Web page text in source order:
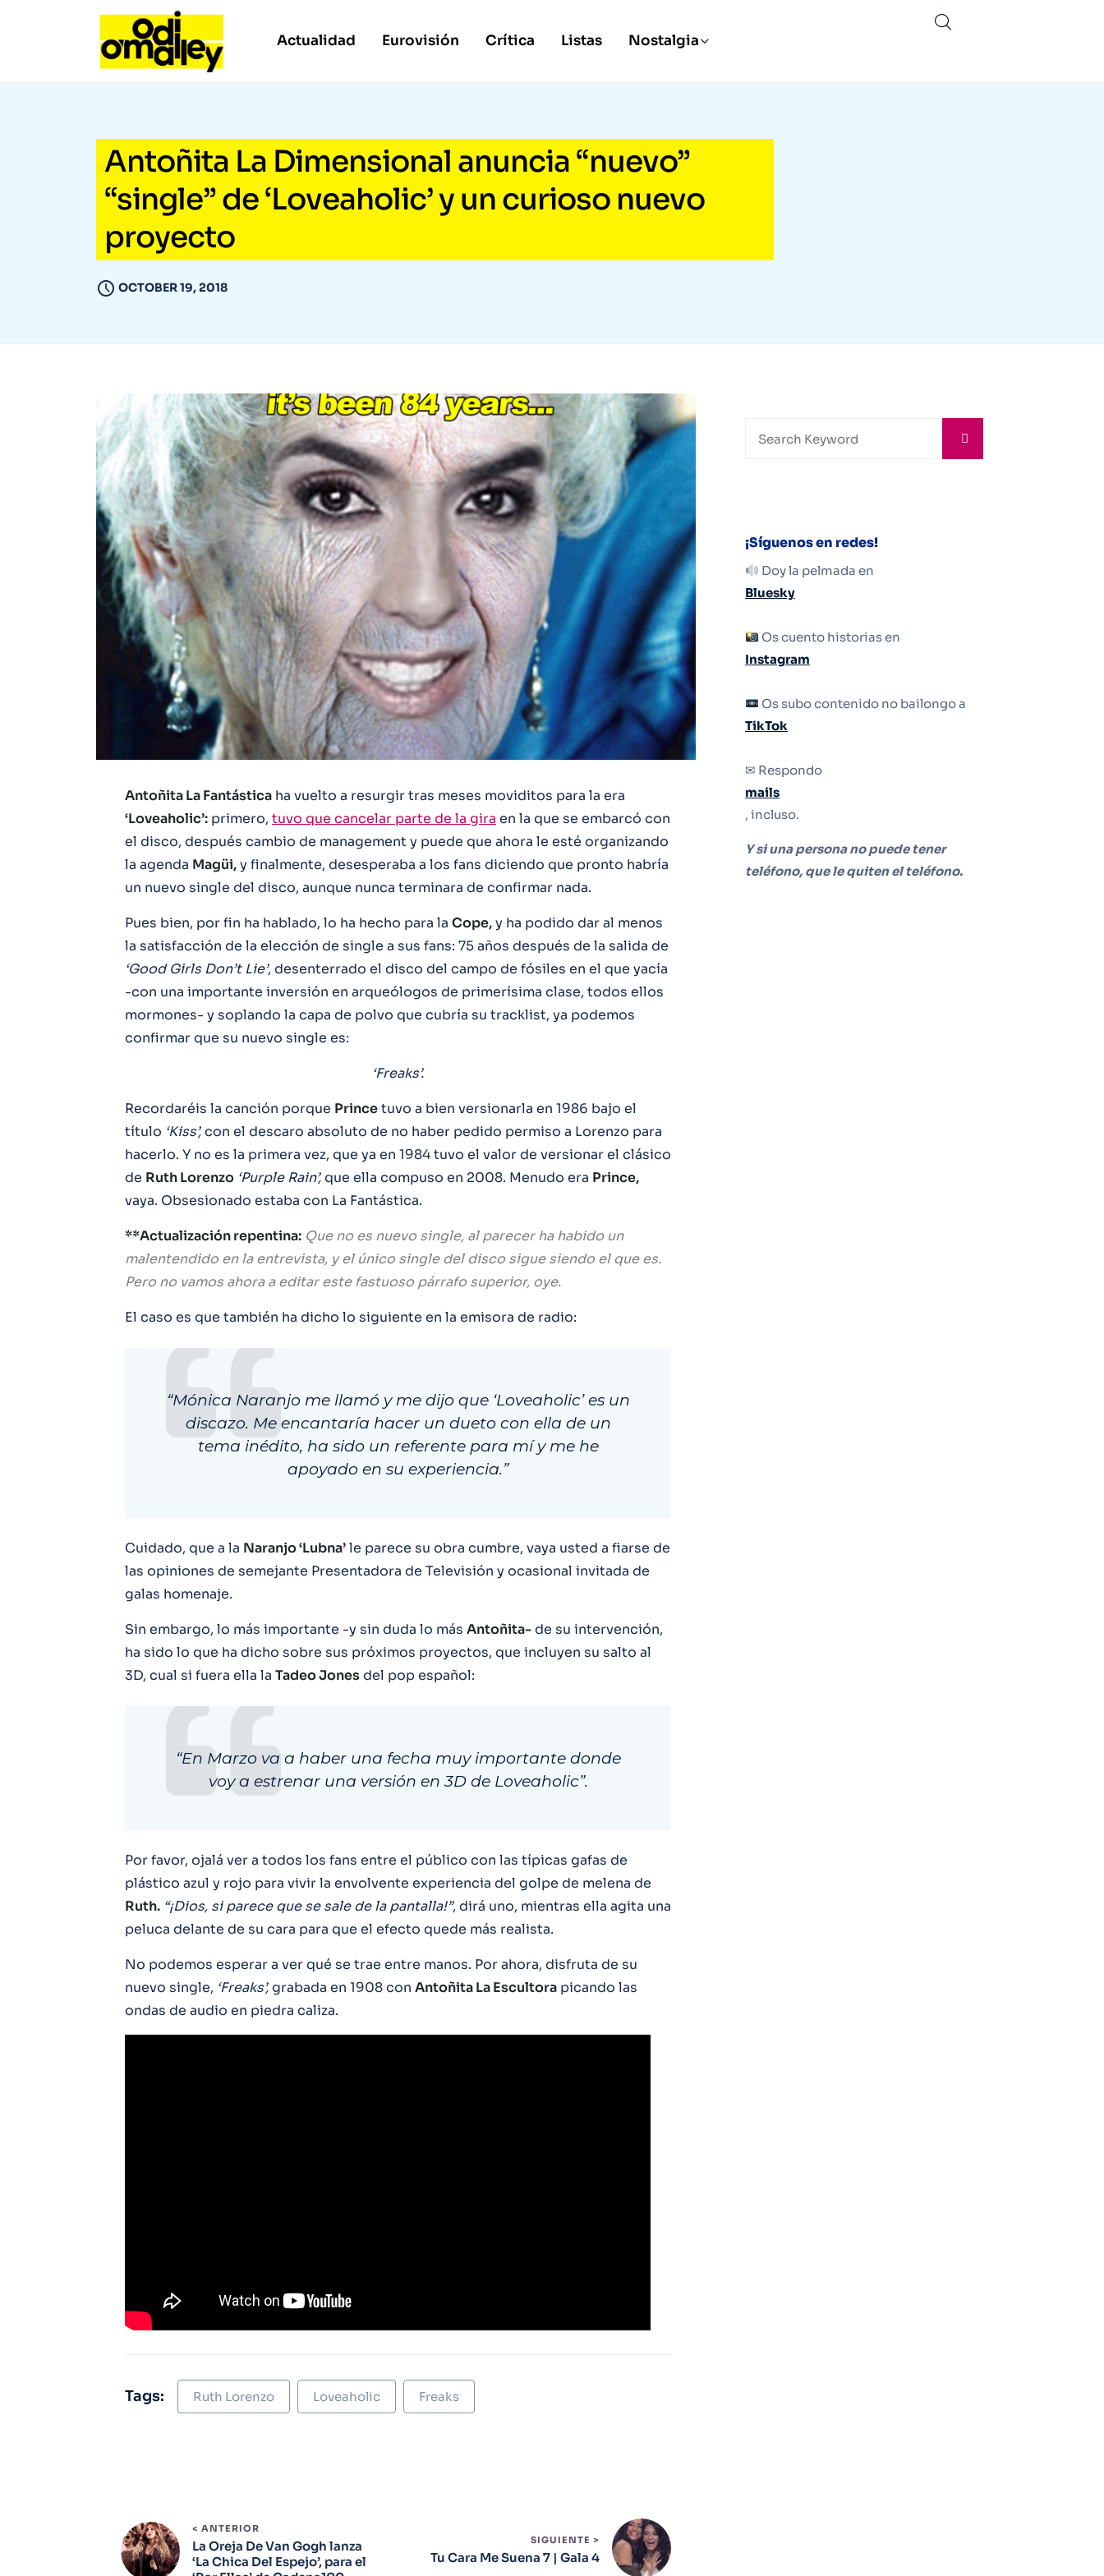
Actualidad Eurovisión Crítica Listas Nostalgia
Antoñita La Dimensional anuncia “nuevo”
“single” de ‘Loveaholic’ y un curioso nuevo
proyecto
OCTOBER 19, 2018
Antoñita La Fantástica ha vuelto a resurgir tras meses moviditos para la era
‘Loveaholic’: primero, tuvo que cancelar parte de la gira en la que se embarcó con
el disco, después cambio de management y puede que ahora le esté organizando
la agenda Magüi,y finalmente, desesperaba a los fans diciendo que pronto habría
un nuevo single del disco, aunque nunca terminara de confirmar nada.
Pues bien, por fin ha hablado, lo ha hecho para la Cope,y ha podido dar al menos
la satisfacción de la elección de single a sus fans: 75 años después de la salida de
‘Good Girls Don’t Lie’, desenterrado el disco del campo de fósiles en el que yacía
-con una importante inversión en arqueólogos de primerísima clase, todos ellos
mormones- y soplando la capa de polvo que cubría su tracklist, ya podemos
confirmar que su nuevo single es:
‘Freaks’.
Recordaréis la canción porque Princetuvo a bien versionarla en 1986 bajo el
título ‘Kiss’,con el descaro absoluto de no haber pedido permiso a Lorenzo para
hacerlo. Y no es la primera vez, que ya en 1984 tuvo el valor de versionar el clásico
de Ruth Lorenzo ‘Purple Rain’,que ella compuso en 2008. Menudo era Prince,
vaya. Obsesionado estaba con La Fantástica.
**Actualización repentina: Que no es nuevo single, al parecer ha habido un
malentendido en la entrevista, y el único single del disco sigue siendo el que es.
Pero no vamos ahora a editar este fastuoso párrafo superior, oye.
El caso es que también ha dicho lo siguiente en la emisora de radio:
“Mónica Naranjo me llamó y me dijo que ‘Loveaholic’ es un
discazo. Me encantaría hacer un dueto con ella de un
tema inédito, ha sido un referente para mí y me he
apoyado en su experiencia.”
Cuidado, que a la Naranjo ‘Lubna’le parece su obra cumbre, vaya usted a fiarse de
las opiniones de semejante Presentadora de Televisión y ocasional invitada de
galas homenaje.
Sin embargo, lo más importante -y sin duda lo más Antoñita-de su intervención,
ha sido lo que ha dicho sobre sus próximos proyectos, que incluyen su salto al
3D, cual si fuera ella la Tadeo Jonesdel pop español:
“En Marzo va a haber una fecha muy importante donde
voy a estrenar una versión en 3D de Loveaholic”.
Por favor, ojalá ver a todos los fans entre el público con las típicas gafas de
plástico azul y rojo para vivir la envolvente experiencia del golpe de melena de
Ruth. “¡Dios, si parece que se sale de la pantalla!”, dirá uno, mientras ella agita una
peluca delante de su cara para que el efecto quede más realista.
No podemos esperar a ver qué se trae entre manos. Por ahora, disfruta de su
nuevo single, ‘Freaks’,grabada en 1908 con Antoñita La Escultora picando las
ondas de audio en piedra caliza.
Tags: Ruth Lorenzo Loveaholic Freaks
< ANTERIOR
La Oreja De Van Gogh lanza
‘La Chica Del Espejo’, para el
SIGUIENTE >
Tu Cara Me Suena 7 | Gala 4
¡Síguenos en redes!
Doy la pelmada en
Bluesky
Os cuento historias en
Instagram
Os subo contenido no bailongo a
TikTok
✉ Respondo
mails
, incluso.
Y si una persona no puede tener
teléfono, que le quiten el teléfono.